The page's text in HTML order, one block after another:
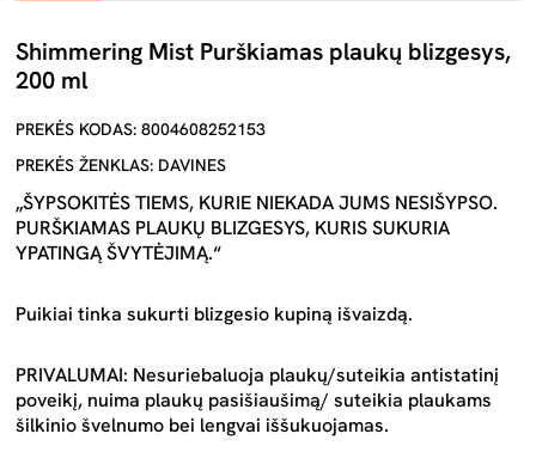
Shimmering Mist Purškiamas plaukų blizgesys,
200 ml
PREKĖS KODAS: 8004608252153
PREKĖS ŽENKLAS: DAVINES
„ŠYPSOKITĖS TIEMS, KURIE NIEKADA JUMS NESIŠYPSO.
PURŠKIAMAS PLAUKŲ BLIZGESYS, KURIS SUKURIA
YPATINGĄ ŠVYTĖJIMĄ.“
Puikiai tinka sukurti blizgesio kupiną išvaizdą.
PRIVALUMAI: Nesuriebaluoja plaukų/suteikia antistatinį
poveikį, nuima plaukų pasišiaušimą/ suteikia plaukams
šilkinio švelnumo bei lengvai iššukuojamas.